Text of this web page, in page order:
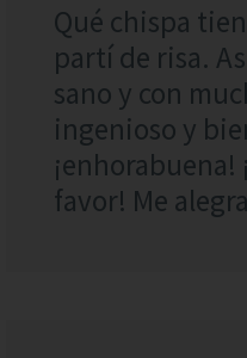
Qué chispa
partí de risa.
sano y con
ingenioso y
¡enhorabuena!
favor! Me